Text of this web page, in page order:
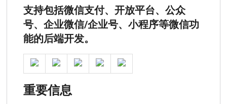
支持包括微信支付、开放平台、公众
号、企业微信/企业号、小程序等微信功
能的后端开发。
重要信息